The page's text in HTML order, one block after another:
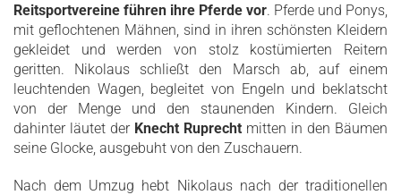
Reitsportvereine führen ihre Pferde vor. Pferde und Ponys,
mit geflochtenen Mähnen, sind in ihren schönsten Kleidern
gekleidet und werden von stolz kostümierten Reitern
geritten. Nikolaus schließt den Marsch ab, auf einem
leuchtenden Wagen, begleitet von Engeln und beklatscht
von der Menge und den staunenden Kindern. Gleich
dahinter läutet der Knecht Ruprecht mitten in den Bäumen
seine Glocke, ausgebuht von den Zuschauern.
Nach dem Umzug hebt Nikolaus nach der traditionellen